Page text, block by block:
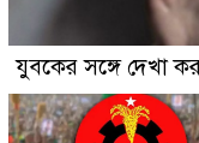
যুবকের সঙ্গে দেখা